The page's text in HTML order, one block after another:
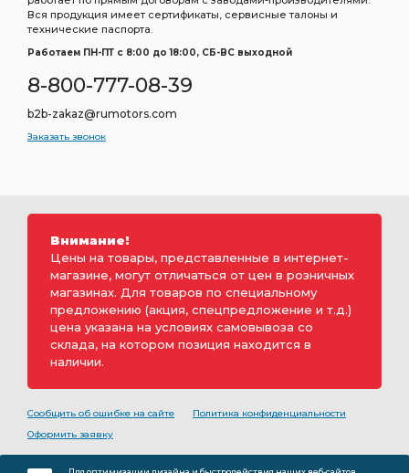
Вся продукция имеет сертификаты, сервисные талоны и
технические паспорта.
Работаем ПН-ПТ c 8:00 до 18:00, СБ-ВС выходной
8-800-777-08-39
b2b-zakaz@rumotors.com
Заказать звонок
Внимание!
Цены на товары, представленные в интернет-
магазине, могут отличаться от цен в розничных
магазинах. Для товаров по специальному
предложению (акция, спецпредложение и т.д.)
цена указана на условиях самовывоза со
склада, на котором позиция находится в
наличии.
Сообщить об ошибке на сайте
Политика конфиденциальности
Оформить заявку